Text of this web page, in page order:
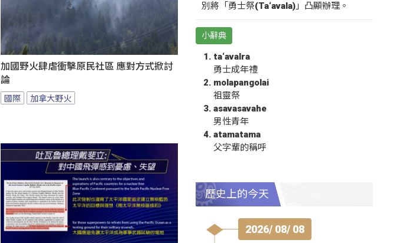
加國野火肆虐衝擊原民社區 應對方式掀討
論
國際 加拿大野火
別將「勇士祭(Ta‘avala)」凸顯辦理。
小辭典
ta‘avalra
勇士成年禮
molapangolai
祖靈祭
asavasavahe
男性青年
atamatama
父字輩的稱呼
歷史上的今天
2026/ 08/ 08